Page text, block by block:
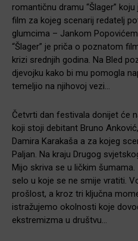
romantičnu dramu “Šlager”
film za kojeg scenarij redatelj
glumcima – Jankom
“Šlager” je priča o poznatom
krizi srednjih godina. Na Bled
djevojku kako bi mu pomogla
temeljio na njihovoj vezi…
Četvrti dan festivala donijet će
koji stoji debitant Bruno
Damira Karakaša a za kojeg
Paljan. Na kraju Drugog
Mijo skriva se u ličkim
selo u koje se ne smije vratiti.
prošlost, a kroz tri ključna
istražujemo okolnosti koje
ekstremizma u društvu…